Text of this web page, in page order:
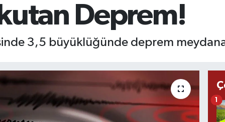
Deprem!
3,5 büyüklüğünde deprem
1